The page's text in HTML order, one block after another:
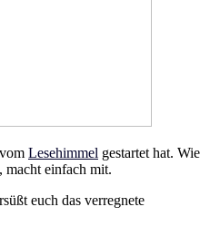
Lesehimmel gestartet hat. Wie
einfach mit.
euch das verregnete